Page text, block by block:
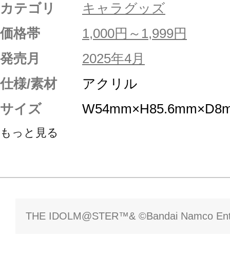
カテゴリ
キャラグッズ
価格帯
1,000円～1,999円
発売月
2025年4月
仕様/素材
アクリル
サイズ
もっと見る
THE IDOLM@STER™& ©Bandai Namco